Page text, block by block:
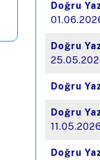
Doğru
Doğru
Doğru
Doğru
Doğru